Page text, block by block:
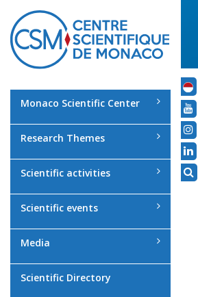
Monaco Scientific Center
Research Themes
Scientific activities
Scientific events
Media
Scientific Directory